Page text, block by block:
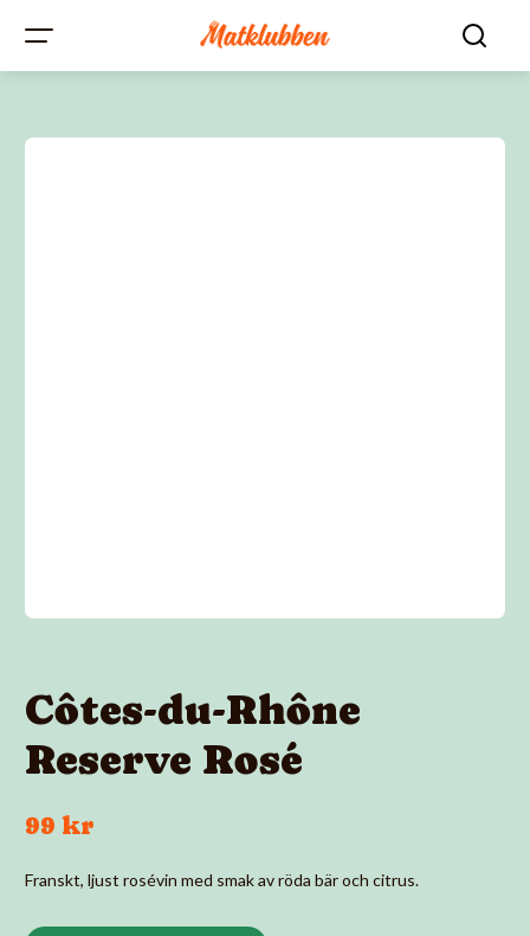
Côtes-du-Rhône
Reserve Rosé
99 kr
Franskt, ljust rosévin med smak av röda bär och citrus.